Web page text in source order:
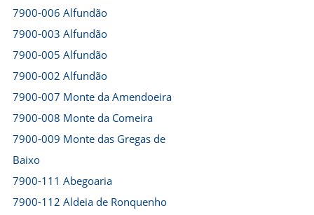
7900-006 Alfundão
7900-003 Alfundão
7900-005 Alfundão
7900-002 Alfundão
7900-007 Monte da Amendoeira
7900-008 Monte da Comeira
7900-009 Monte das Gregas de
Baixo
7900-111 Abegoaria
7900-112 Aldeia de Ronquenho